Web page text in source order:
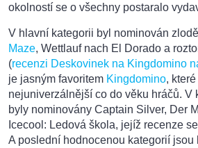
okolností se o všechny postaralo
V hlavní kategorii byl nominován
Maze, Wettlauf nach El Dorado a
(recenzi Deskovinek na Kingdomino
je jasným favoritem Kingdomino,
nejuniverzálnější co do věku hráčů. V
byly nominovány Captain Silver, Der
Icecool: Ledová škola, jejíž recenze
A poslední hodnocenou kategorií jsou